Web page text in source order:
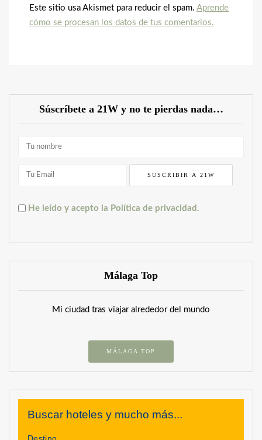
Este sitio usa Akismet para reducir el spam. Aprende
cómo se procesan los datos de tus comentarios.
Súscríbete a 21W y no te pierdas nada…
He leído y acepto la Política de privacidad.
Málaga Top
Mi ciudad tras viajar alrededor del mundo
MÁLAGA TOP
Buscar hoteles y mucho más...